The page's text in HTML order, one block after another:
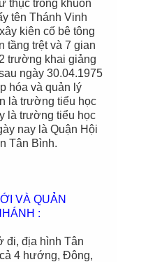
thục trong khuôn
tên Thánh Vinh
kiên cố bê tông
tầng trệt và 7 gian
trường khai giảng
ngày 30.04.1975
hóa và quản lý
là trường tiểu học
là trường tiểu học
nay là Quận Hội
Tân Bình.
VÀ QUẢN
:
đi, địa hình Tân
4 hướng, Đông,